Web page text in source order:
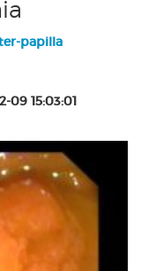
papilla
09 15:03:01